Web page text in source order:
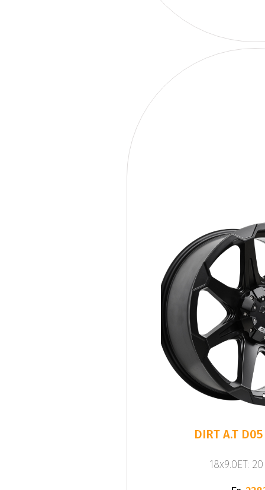
DIRT A.T
18x9.0ET: